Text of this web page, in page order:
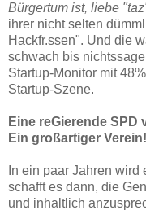
Bürgertum ist, liebe
ihrer nicht selten
Hackfr.ssen". Und die
schwach bis
Startup-Monitor mit
Startup-Szene.
Eine reGierende SPD
Ein großartiger Verein!
In ein paar Jahren
schafft es dann, die
und inhaltlich